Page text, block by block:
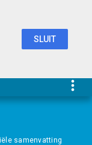
samenvatting
SLUIT